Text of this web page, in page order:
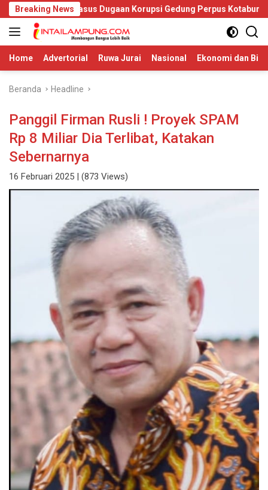
Langsung
ke
konten
Breaking News
Kasus Dugaan Korupsi Gedung Perpus Kotabumi
Home Advertorial Ruwa Jurai Nasional Ekonomi dan
Beranda Headline
Panggil Firman Rusli ! Proyek SPAM
Rp 8 Miliar Dia Terlibat, Katakan
Sebernarnya
16 Februari 2025 | (873 Views)